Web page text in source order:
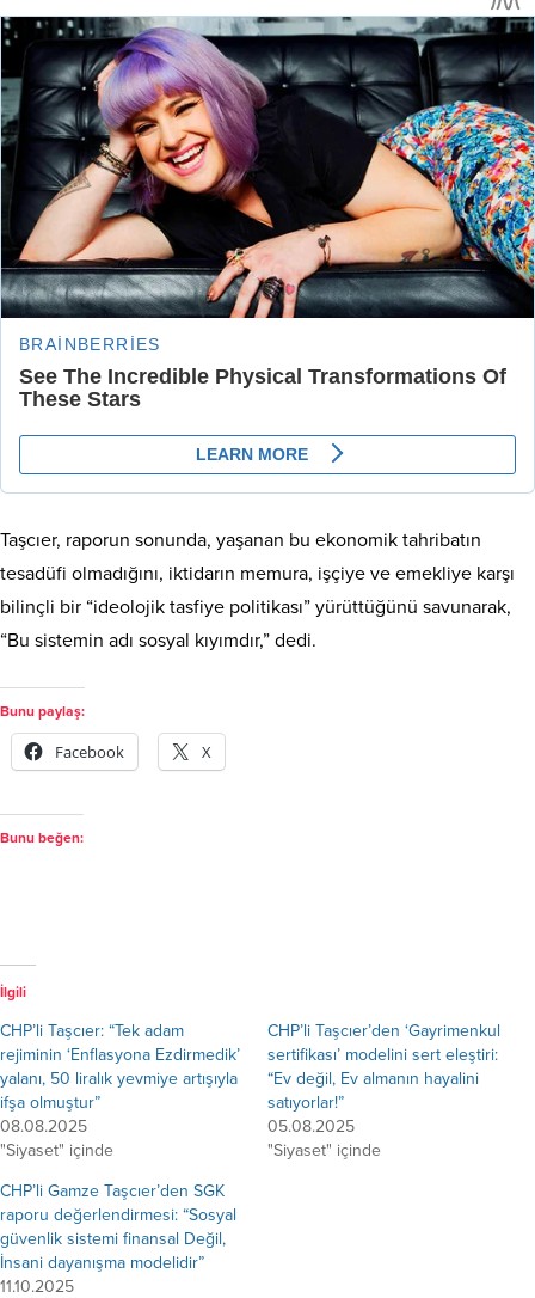
Taşcıer, raporun sonunda, yaşanan bu ekonomik tahribatın
tesadüfi olmadığını, iktidarın memura, işçiye ve emekliye karşı
bilinçli bir “ideolojik tasfiye politikası” yürüttüğünü savunarak,
“Bu sistemin adı sosyal kıyımdır,” dedi.
Bunu paylaş:
Facebook X
Bunu beğen:
İlgili
CHP’li Taşcıer: “Tek adam
rejiminin ‘Enflasyona Ezdirmedik’
yalanı, 50 liralık yevmiye artışıyla
ifşa olmuştur”
08.08.2025
"Siyaset" içinde
CHP’li Taşcıer’den ‘Gayrimenkul
sertifikası’ modelini sert eleştiri:
“Ev değil, Ev almanın hayalini
satıyorlar!”
05.08.2025
"Siyaset" içinde
CHP’li Gamze Taşcıer’den SGK
raporu değerlendirmesi: “Sosyal
güvenlik sistemi finansal Değil,
İnsani dayanışma modelidir”
11.10.2025